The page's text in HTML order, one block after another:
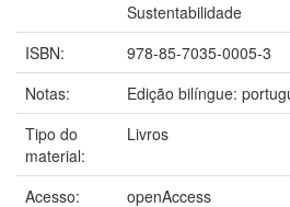
Sustentabilidade
ISBN:
978-85-7035-0005-3
Notas:
Edição bilíngue:
Tipo do
material:
Livros
Acesso:
openAccess